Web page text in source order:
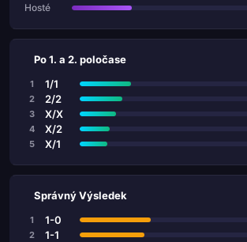
Hosté
Po 1. a 2. poločase
1 1/1
2 2/2
3 X/X
4 X/2
5 X/1
Správný Výsledek
1 1-0
2 1-1